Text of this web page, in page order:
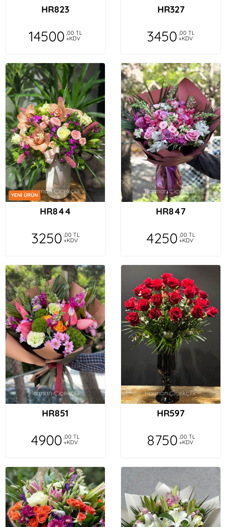
HR823
14500 ,00 TL
+KDV
HR327
3450 ,00 TL
+KDV
YENİ ÜRÜN
HR844
3250 ,00 TL
+KDV
HR847
4250 ,00 TL
+KDV
HR851
4900 ,00 TL
+KDV
HR597
8750 ,00 TL
+KDV